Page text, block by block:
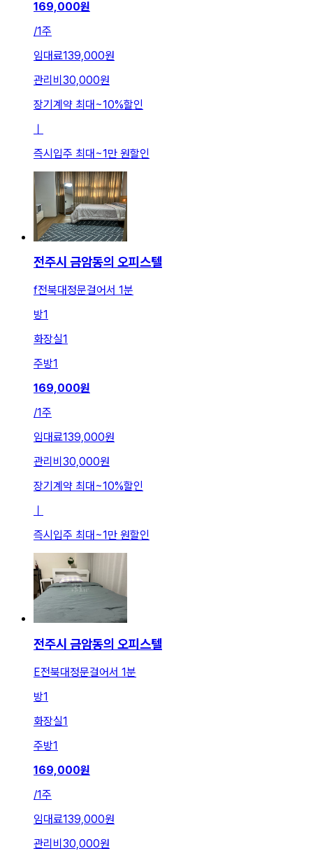
169,000원
/1주
임대료139,000원
관리비 30,000원
장기계약 최대~10%할인
ㅣ
즉시입주 최대~1만 원할인
전주시 금암동의 오피스텔
f전북대정문걸어서 1분
방1
화장실1
주방1
169,000원
/1주
임대료139,000원
관리비 30,000원
장기계약 최대~10%할인
ㅣ
즉시입주 최대~1만 원할인
전주시 금암동의 오피스텔
E전북대정문걸어서 1분
방1
화장실1
주방1
169,000원
/1주
임대료139,000원
관리비 30,000원